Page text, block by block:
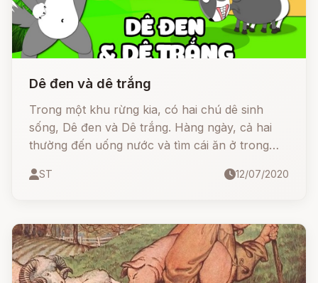
Dê đen và dê trắng
Trong một khu rừng kia, có hai chú dê sinh
sống, Dê đen và Dê trắng. Hàng ngày, cả hai
thường đến uống nước và tìm cái ăn ở trong
ST 12/07/2020